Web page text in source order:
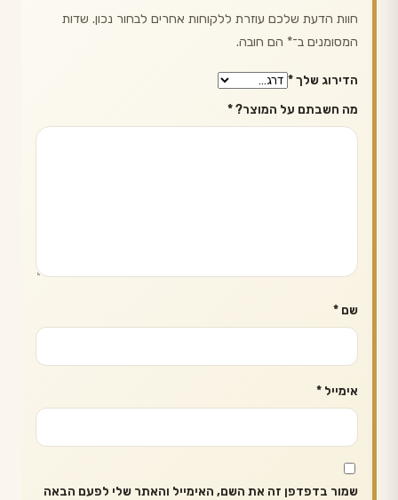
חוות הדעת שלכם עוזרת ללקוחות אחרים לבחור נכון. שדות
המסומנים ב־* הם חובה.
הדירוג שלך*
מה חשבתם על המוצר?*
שם *
אימייל *
שמור בדפדפן זה את השם, האימייל והאתר שלי לפעם הבאה